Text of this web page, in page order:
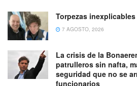
Torpezas inexplicables
7 AGOSTO, 2026
La crisis de la
patrulleros sin nafta,
seguridad que no se
funcionarios